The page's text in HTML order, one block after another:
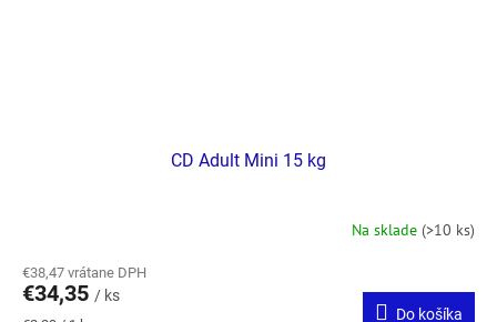
CD Adult Mini 15 kg
Na sklade (>10 ks)
€38,47 vrátane DPH
€34,35 / ks
Do košíka